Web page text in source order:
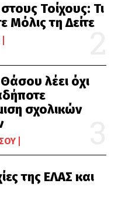
Τοίχους: Τι
Μόλις τη Δείτε
λέει όχι
σχολικών
της ΕΛΑΣ και